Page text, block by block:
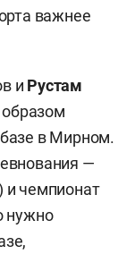
важнее
и Рустам
в Мирном.
—
и чемпионат
нужно